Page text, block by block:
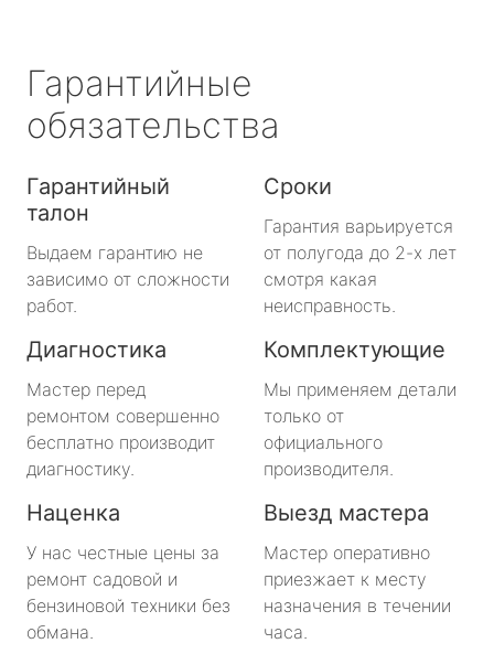
Гарантийные
обязательства
Гарантийный
талон
Выдаем гарантию не
зависимо от сложности
работ.
Сроки
Гарантия варьируется
от полугода до 2-х лет
смотря какая
неисправность.
Диагностика
Мастер перед
ремонтом совершенно
бесплатно производит
диагностику.
Комплектующие
Мы применяем детали
только от
официального
производителя.
Наценка
У нас честные цены за
ремонт садовой и
бензиновой техники без
обмана.
Выезд мастера
Мастер оперативно
приезжает к месту
назначения в течении
часа.